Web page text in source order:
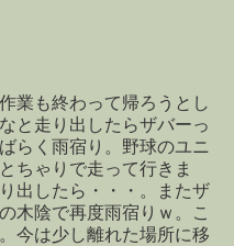
業も終わって帰ろうとし
と走り出したらザバーっ
らく雨宿り。野球のユニ
ちゃりで走って行きま
出したら・・・。またザ
木陰で再度雨宿りｗ。こ
今は少し離れた場所に移